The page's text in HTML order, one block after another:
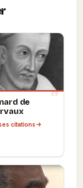
de
citations